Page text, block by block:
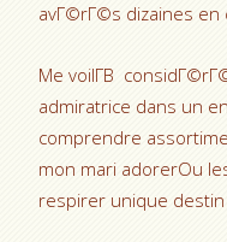
avГ©rГ©s dizaines en
Me voilГ­В
admiratrice dans un
comprendre
mon mari adorerOu
respirer unique